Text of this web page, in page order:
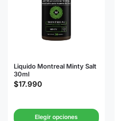
Liquido Montreal Minty Salt
30ml
$17.990
Elegir opciones